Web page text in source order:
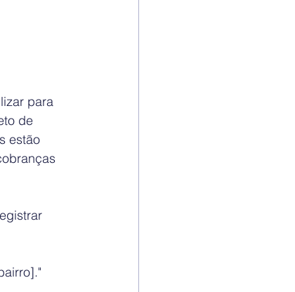
para
de
estão